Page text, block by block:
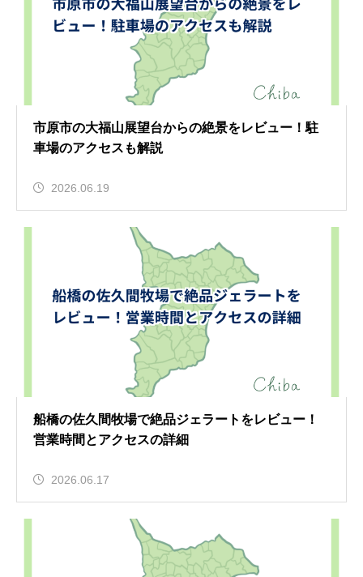
市原市の大福山展望台からの絶景をレビュー！駐
車場のアクセスも解説
2026.06.19
船橋の佐久間牧場で絶品ジェラートをレビュー！
営業時間とアクセスの詳細
2026.06.17